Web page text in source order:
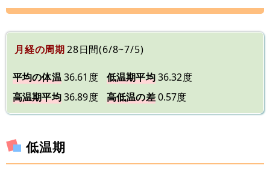
月経の周期28日間(6/8~7/5)
平均の体温36.61度 低温期平均36.32度
高温期平均36.89度 高低温の差0.57度
低温期